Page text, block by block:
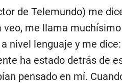
de Telemundo) me
veo, me llama
nivel lenguaje y me
ha estado detrás de
pensado en mí.